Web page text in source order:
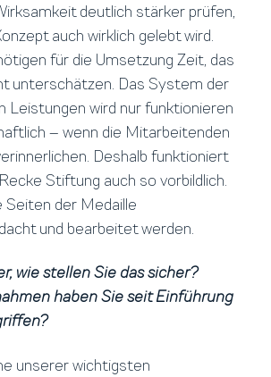
deutlich stärker prüfen,
auch wirklich gelebt wird.
für die Umsetzung Zeit, das
unterschätzen. Das System der
Leistungen wird nur funktionieren
– wenn die Mitarbeitenden
Deshalb funktioniert
Stiftung auch so vorbildlich.
Seiten der Medaille
und bearbeitet werden.
wie stellen Sie das sicher?
haben Sie seit Einführung
unserer wichtigsten